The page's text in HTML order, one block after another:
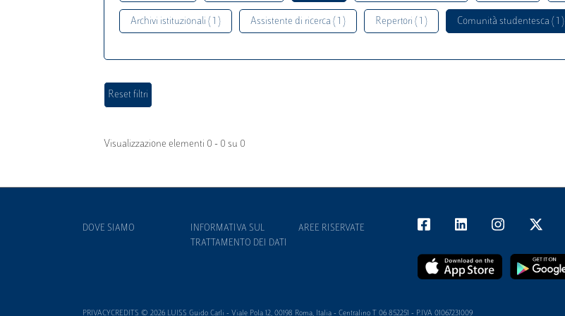
Archivi istituzionali ( 1 ) Assistente di ricerca ( 1 ) Repertori ( 1 ) Comunità studentesca ( 1 )
Visualizzazione elementi 0 - 0 su 0
DOVE SIAMO
INFORMATIVA SUL
TRATTAMENTO DEI DATI
AREE RISERVATE
PRIVACYCREDITS © 2026 LUISS Guido Carli - Viale Pola 12, 00198 Roma, Italia - Centralino T 06 852251 - P.IVA 01067231009